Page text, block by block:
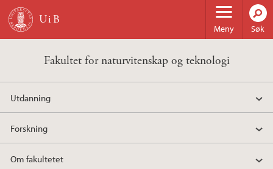
Hopp til hovedinnhold
Meny Søk
Fakultet for naturvitenskap og teknologi
Utdanning
Forskning
Om fakultetet